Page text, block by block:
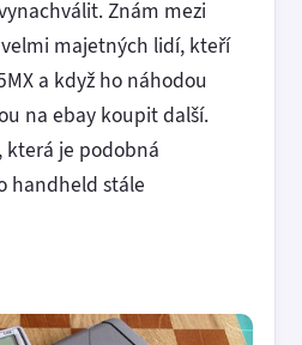
Znám mezi
majetných lidí, kteří
a když ho náhodou
na ebay koupit další.
která je podobná
handheld stále